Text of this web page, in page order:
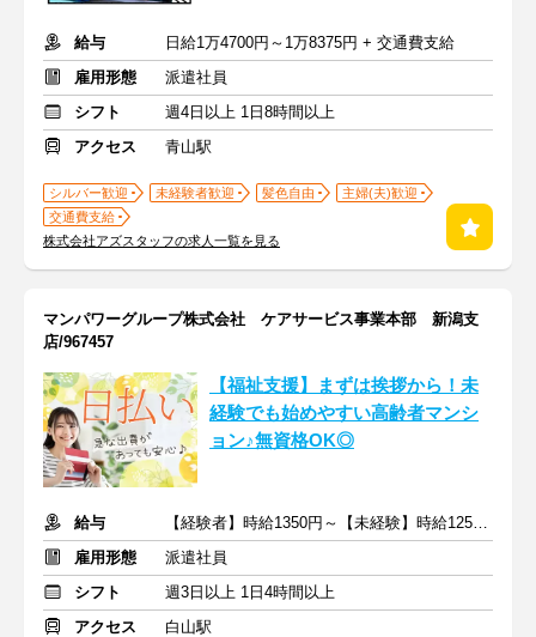
給与
日給1万4700円～1万8375円 + 交通費支給
雇用形態
派遣社員
シフト
週4日以上 1日8時間以上
アクセス
青山駅
シルバー歓迎 未経験者歓迎 髪色自由
主婦(夫)歓迎
交通費支給
株式会社アズスタッフの求人一覧を見る
マンパワーグループ株式会社 ケアサービス事業本部 新潟支
店/967457
【福祉支援】まずは挨拶から！未
経験でも始めやすい高齢者マンシ
ョン♪無資格OK◎
給与
【経験者】時給1350円～【未経験】時給1250円～ ※交通費全額
雇用形態
派遣社員
シフト
週3日以上 1日4時間以上
アクセス
白山駅